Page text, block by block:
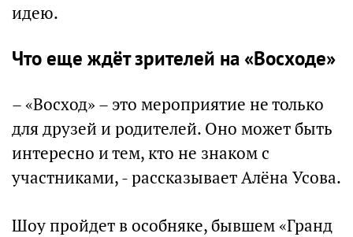
идею.
Что еще ждёт зрителей на «Восходе»
– «Восход» – это мероприятие не только
для друзей и родителей. Оно может быть
интересно и тем, кто не знаком с
участниками, - рассказывает Алёна Усова.
Шоу пройдет в особняке, бывшем «Гранд